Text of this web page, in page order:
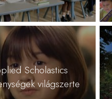
Scholastics
világszerte